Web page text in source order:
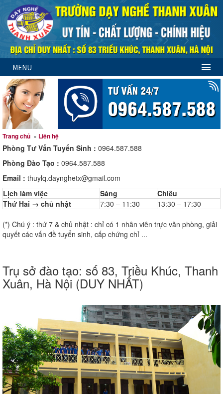
MENU
Trang chủ » Liên hệ
Phòng Tư Vấn Tuyển Sinh : 0964.587.588
Phòng Đào Tạo : 0964.587.588
Email : thuylq.daynghetx@gmail.com
Lịch làm việc
Sáng
Chiều
Thứ Hai → chủ nhật
7:30 – 11:30 13:30 – 17:30
(*) Chú ý : thứ 7 & chủ nhật : chỉ có 1 nhân viên trực văn phòng, giải
quyết các vấn đề tuyển sinh, cấp chứng chỉ ...
Trụ sở đào tạo: số 83, Triều Khúc, Thanh
Xuân, Hà Nội (DUY NHẤT)